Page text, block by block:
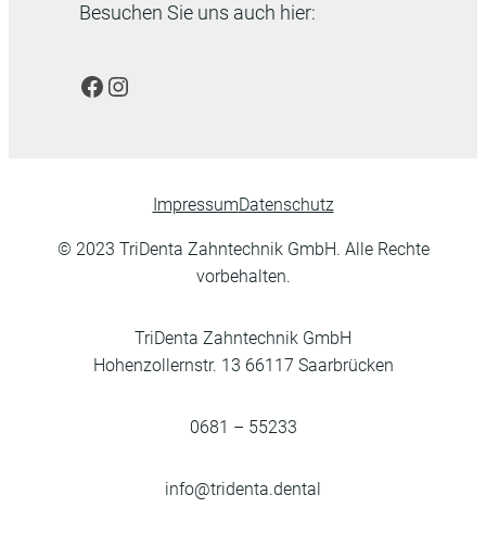
Besuchen Sie uns auch hier:
Facebook Instagram
ImpressumDatenschutz
© 2023 TriDenta Zahntechnik GmbH. Alle Rechte
vorbehalten.
TriDenta Zahntechnik GmbH
Hohenzollernstr. 13 66117 Saarbrücken
0681 – 55233
info@tridenta.dental